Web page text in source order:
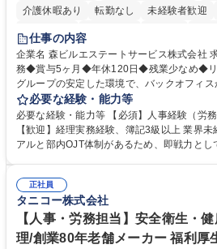
介護休暇あり
転勤なし 未経験者歓迎
経験者歓迎
完全週休2日制
交通費支給 長期歓迎
仕事の内容
企業名 森ビルエステートサービス株式会社 求人名 【森ビルG】人事・総
務◆賞与5ヶ月◆年休120日◆残業少なめ◆リモート可 仕事
グループの安定した環境で、バックオフィ
をお任せします。 労務と総務の業務をバラ
度改定などのコア業務にも挑戦できる、やりがい
理、給与計算、社会保険手続き、年末調整
き、社内規定の改定や人事制度改定などのコ
でも質問・相談できる環境が整っているため
集職種 【森ビルG】人事・総務◆賞与5ヶ
リモート可
必要な経験・能力等
必要な経験・能力等 【必須】人事経験（労
【歓迎】経理実務経験、簿記3級以上 業界
アルと部内OJT体制があるため、即戦力とし
務に挑戦できるため、自身の成長と組織への
きます。 残業少なめ、週1日リモート可など
ち長期活躍できる環境です。 「これまでの
キャリアを築きたい」という前向きな意欲と
歴・資格 学歴：大学院 大学 高専 短大 専修
正社員
タニコー株式会社
【人事・労務担当】安全衛生・
理/創業80年老舗メーカー 福利厚